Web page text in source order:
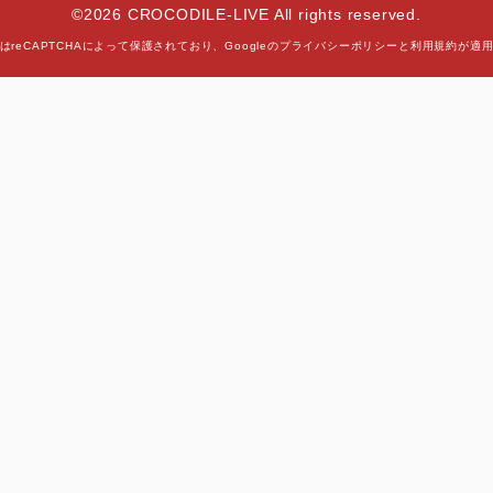
©2026 CROCODILE-LIVE All rights reserved.
reCAPTCHAによって保護されており、Googleのプライバシーポリシー と 利用規約が適